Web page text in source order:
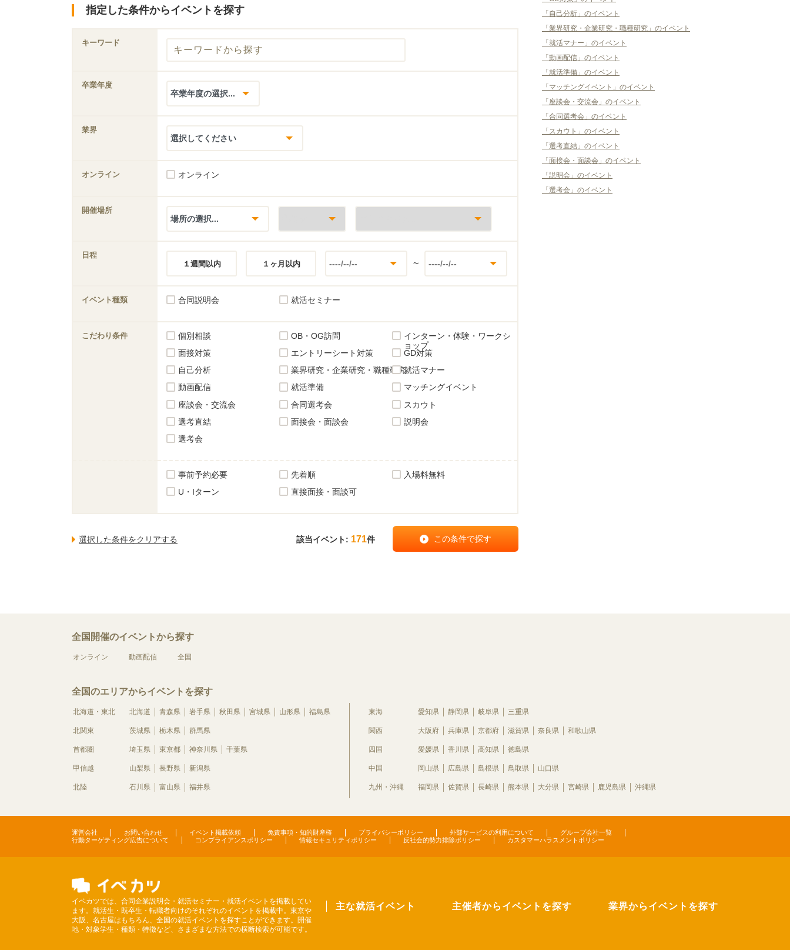
指定した条件からイベントを探す
キーワード
卒業年度
業界
オンライン オンライン
開催場所
日程
１週間以内
１ヶ月以内 ~
イベント種類 合同説明会 就活セミナー
こだわり条件 個別相談 OB・OG訪問
インターン・体験・ワークシ
ョップ
面接対策
エントリーシート対策
GD対策
自己分析
業界研究・企業研究・職種研究就活マナー
動画配信
就活準備
マッチングイベント
座談会・交流会
合同選考会
スカウト
選考直結
面接会・面談会
説明会
選考会
事前予約必要 先着順
入場料無料
U・Iターン
直接面接・面談可
該当イベント: 171件
「自己分析」のイベント
「業界研究・企業研究・職種研究」のイベント
「就活マナー」のイベント
「動画配信」のイベント
「就活準備」のイベント
「マッチングイベント」のイベント
「座談会・交流会」のイベント
「合同選考会」のイベント
「スカウト」のイベント
「選考直結」のイベント
「面接会・面談会」のイベント
「説明会」のイベント
「選考会」のイベント
全国開催のイベントから探す
オンライン 動画配信 全国
全国のエリアからイベントを探す
北海道・東北 北海道 青森県 岩手県 秋田県 宮城県 山形県 福島県
北関東 茨城県 栃木県 群馬県
首都圏 埼玉県 東京都 神奈川県 千葉県
甲信越 山梨県 長野県 新潟県
北陸 石川県 富山県 福井県
東海 愛知県 静岡県 岐阜県 三重県
関西 大阪府 兵庫県 京都府 滋賀県 奈良県 和歌山県
四国 愛媛県 香川県 高知県 徳島県
中国 岡山県 広島県 島根県 鳥取県 山口県
九州・沖縄 福岡県 佐賀県 長崎県 熊本県 大分県 宮崎県 鹿児島県 沖縄県
運営会社 お問い合わせ イベント掲載依頼 免責事項・知的財産権 プライバシーポリシー 外部サービスの利用について
グループ会社一覧
行動ターゲティング広告について
コンプライアンスポリシー 情報セキュリティポリシー 反社会的勢力排除ポリシー カスタマーハラスメントポリシー
イベカツでは、合同企業説明会・就活セミナー・就活イベントを掲載してい
ます。就活生・既卒生・転職者向けのそれぞれのイベントを掲載中。東京や
大阪、名古屋はもちろん、全国の就活イベントを探すことができます。開催
地・対象学生・種類・特徴など、さまざまな方法での横断検索が可能です。
主な就活イベント 主催者からイベントを探す 業界からイベントを探す